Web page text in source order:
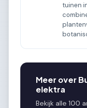
tuinen
Meer over
elektra
Bekijk alle 100